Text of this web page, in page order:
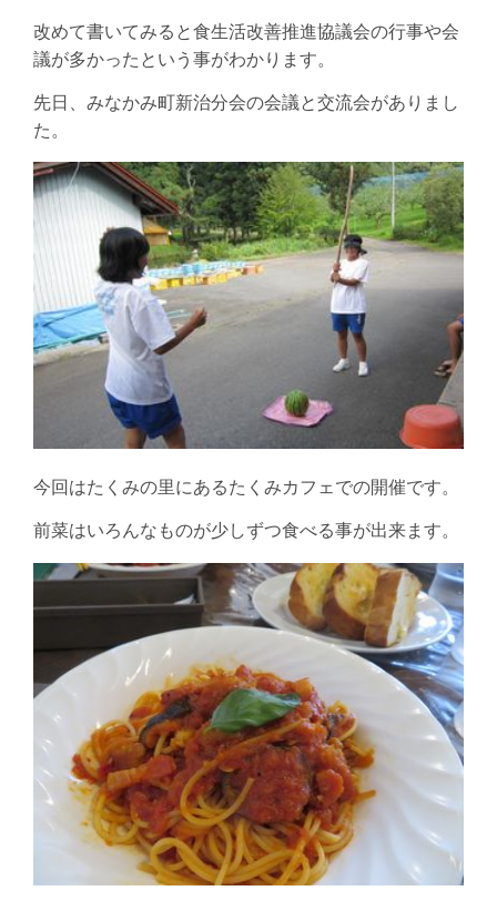
改めて書いてみると食生活改善推進協議会の行事や会
議が多かったという事がわかります。
先日、みなかみ町新治分会の会議と交流会がありまし
た。
今回はたくみの里にあるたくみカフェでの開催です。
前菜はいろんなものが少しずつ食べる事が出来ます。